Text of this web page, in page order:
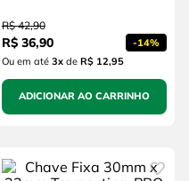
R$ 42,90
R$ 36,90 -14%
Ou em até 3xde R$ 12,95
ADICIONAR AO CARRINHO